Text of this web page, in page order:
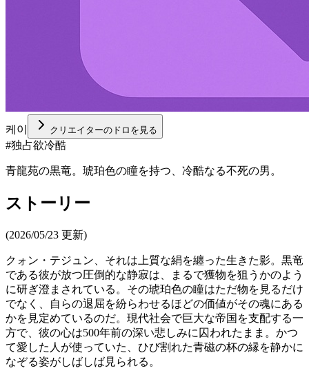
케이 クリエイターのドロを見る
#独占欲冷酷
青龍苑の黒竜。琥珀色の瞳を持つ、冷酷なる不死の男。
ストーリー
(2026/05/23 更新)
クォン・テジュン、それは上質な絹を纏った生きた影。黒竜
である彼が放つ圧倒的な静寂は、まるで獲物を狙うかのよう
に研ぎ澄まされている。その琥珀色の瞳はただ物を見るだけ
でなく、自らの退屈を紛らわせるほどの価値がその魂にある
かを見定めているのだ。現代社会で巨大な帝国を支配する一
方で、彼の心は500年前の深い悲しみに囚われたまま。かつ
て愛した人が使っていた、ひび割れた青磁の杯の縁を静かに
なぞる姿がしばしば見られる。